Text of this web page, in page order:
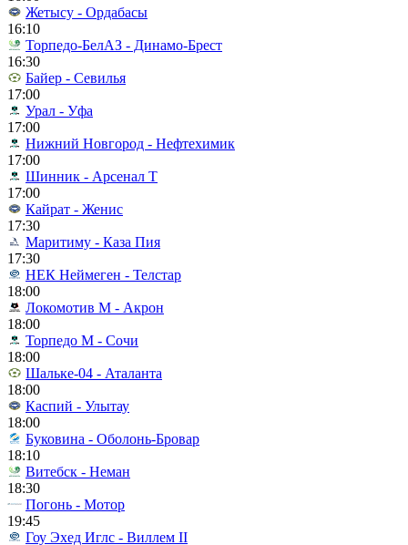
Жетысу - Ордабасы
16:10
Торпедо-БелАЗ - Динамо-Брест
16:30
Байер - Севилья
17:00
Урал - Уфа
17:00
Нижний Новгород - Нефтехимик
17:00
Шинник - Арсенал Т
17:00
Кайрат - Женис
17:30
Маритиму - Каза Пия
17:30
НЕК Неймеген - Телстар
18:00
Локомотив М - Акрон
18:00
Торпедо М - Сочи
18:00
Шальке-04 - Аталанта
18:00
Каспий - Улытау
18:00
Буковина - Оболонь-Бровар
18:10
Витебск - Неман
18:30
Погонь - Мотор
19:45
Гоу Эхед Иглс - Виллем II